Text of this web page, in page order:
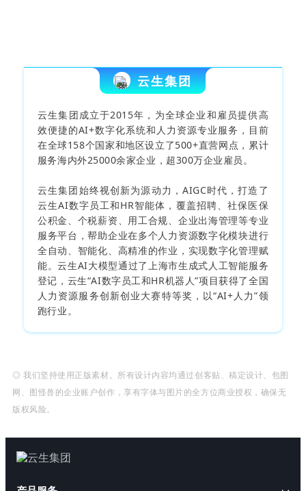
云生集团
云生集团成立于2015年，为全球企业和雇员提供高
效便捷的AI+数字化系统和人力资源专业服务，目前
在全球158个国家和地区设立了500+直营网点，累计
服务海内外25000余家企业，超300万企业雇员。
云生集团始终视创新为源动力，AIGC时代，打造了
云生AI数字员工和HR智能体，覆盖招聘、社保医保
公积金、个税薪资、用工合规、企业出海管理等专业
服务平台，帮助企业在多个人力资源数字化模块进行
全自动、智能化、高精准的作业，实现数字化管理赋
能。云生AI大模型通过了上海市生成式人工智能服务
登记，云生“AI数字员工和HR机器人”项目获得了全国
人力资源服务创新创业大赛特等奖，以“AI+人力”领
跑行业。
◎ 我们坚持使用正版素材。所有设计内容均通过创客贴、稿定设计、包图
网、图怪兽的企业账户创作，享有字体与图片的全方位商业授权，确保无
版权风险。